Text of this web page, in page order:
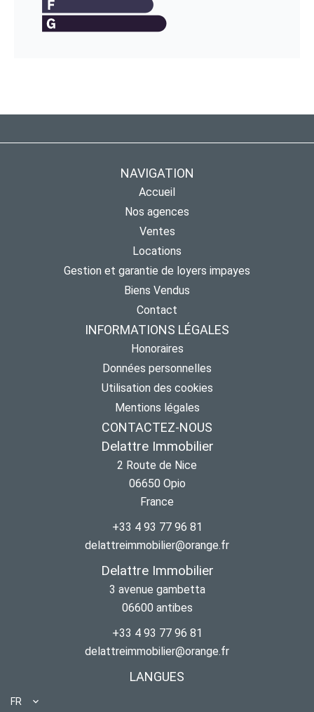
NAVIGATION
Accueil
Nos agences
Ventes
Locations
Gestion et garantie de loyers impayes
Biens Vendus
Contact
INFORMATIONS LÉGALES
Honoraires
Données personnelles
Utilisation des cookies
Mentions légales
CONTACTEZ-NOUS
Delattre Immobilier
2 Route de Nice
06650 Opio
France
+33 4 93 77 96 81
delattreimmobilier@orange.fr
Delattre Immobilier
3 avenue gambetta
06600 antibes
+33 4 93 77 96 81
delattreimmobilier@orange.fr
LANGUES
FR